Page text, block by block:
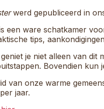
werd gepubliceerd in
een ware schatkamer
tips,
je niet alleen van
Bovendien
van onze warme
jaar.